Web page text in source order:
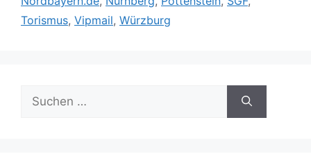
Torismus, Vipmail, Würzburg
Suche
nach: